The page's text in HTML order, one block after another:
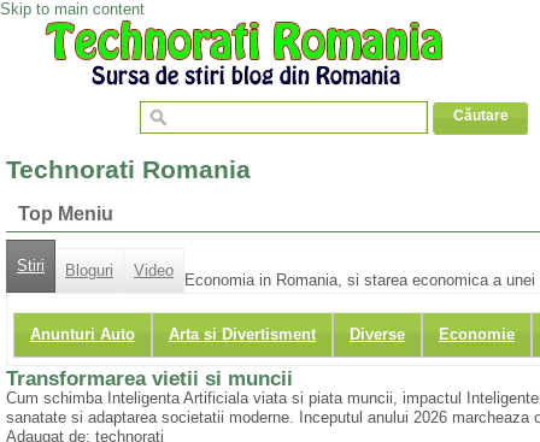
Skip to main content
Technorati Romania
Top Meniu
Stiri Bloguri Video
Anunturi Auto Arta si Divertisment Diverse Economie
Economia in Romania, si starea economica a
Transformarea vietii si muncii
Cum schimba Inteligenta Artificiala viata si piata muncii, impactul
sanatate si adaptarea societatii moderne. Inceputul anului 2026 marcheaza
Adaugat de: technorati